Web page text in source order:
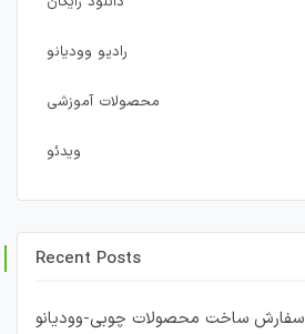
رادیو وودیانو
محصولات آموزشی
ویدئو
Recent Posts
سفارش ساخت محصولات چوبی-وودیانو